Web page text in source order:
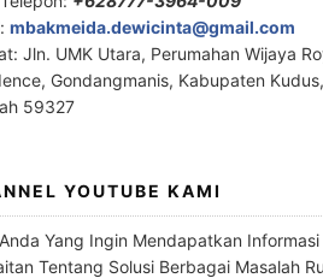
mbakmeida.dewicinta@gmail.com
Jln. UMK Utara, Perumahan Wijaya
Gondangmanis, Kabupaten
59327
YOUTUBE KAMI
Yang Ingin Mendapatkan Informasi
Tentang Solusi Berbagai Masalah